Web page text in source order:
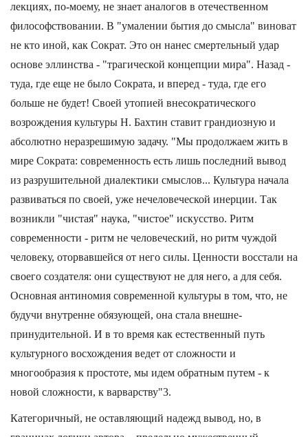
лекциях, по-моему, не знает аналогов в отечественном
философствовании. В "умалении бытия до смысла" виноват
не кто иной, как Сократ. Это он нанес смертельный удар
основе эллинства - "трагической концепции мира". Назад -
туда, где еще не было Сократа, и вперед - туда, где его
больше не будет! Своей утопией внесократического
возрождения культуры Н. Бахтин ставит грандиозную и
абсолютно неразрешимую задачу. "Мы продолжаем жить в
мире Сократа: современность есть лишь последний вывод
из разрушительной диалектики смыслов... Культура начала
развиваться по своей, уже нечеловеческой инерции. Так
возникли "чистая" наука, "чистое" искусство. Ритм
современности - ритм не человеческий, но ритм чуждой
человеку, оторвавшейся от него силы. Ценности восстали на
своего создателя: они существуют не для него, а для себя.
Основная антиномия современной культуры в том, что, не
будучи внутренне обязующей, она стала внешне-
принудительной. И в то время как естественный путь
культурного восхождения ведет от сложности и
многообразия к простоте, мы идем обратным путем - к
новой сложности, к варварству"3.
Категоричный, не оставляющий надежд вывод, но, в